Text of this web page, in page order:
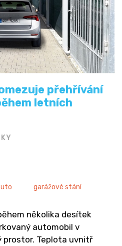
přehřívání
letních
garážové stání
několika desítek
automobil v
prostor. Teplota uvnitř